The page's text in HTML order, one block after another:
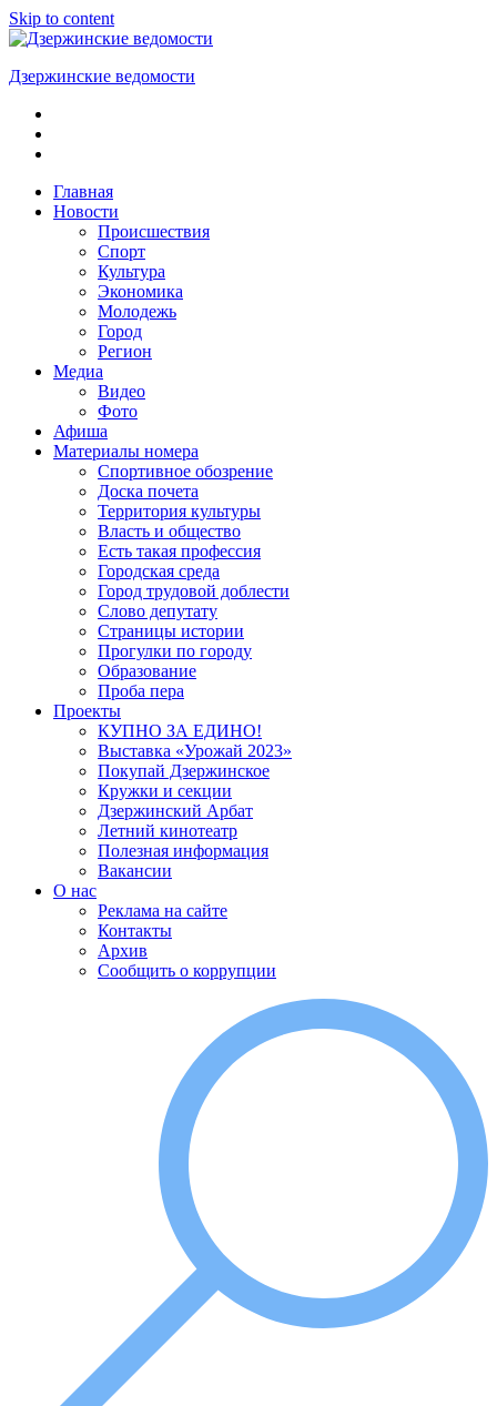
Skip to content
Дзержинские ведомости
ОБЩЕСТВЕННО-
ПОЛИТИЧЕСКАЯ
ГАЗЕТАГлавная
Новости
Происшествия
Спорт
Культура
Экономика
Молодежь
Город
Регион
Медиа
Видео
Фото
Афиша
Материалы номера
Спортивное обозрение
Доска почета
Территория культуры
Власть и общество
Есть такая профессия
Городская среда
Город трудовой доблести
Слово депутату
Страницы истории
Прогулки по городу
Образование
Проба пера
Проекты
КУПНО ЗА ЕДИНО!
Выставка «Урожай 2023»
Покупай Дзержинское
Кружки и секции
Дзержинский Арбат
Летний кинотеатр
Полезная информация
Вакансии
О нас
Реклама на сайте
Контакты
Архив
Сообщить о коррупции